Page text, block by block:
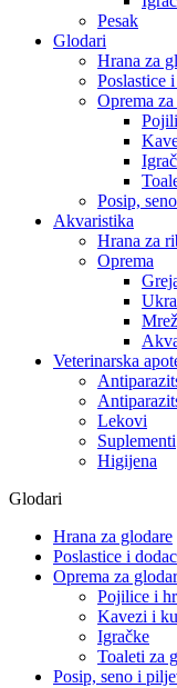
Pesak
Glodari
Hrana za
Poslastice
Oprema
Posip,
Akvaristika
Hrana za
Oprema
Veterinarska
Lekovi
Suplementi
Higijena
Glodari
Hrana za glodare
Poslastice i
Oprema za
Pojilice i
Kavezi i
Igračke
Toaleti za
Posip, seno i